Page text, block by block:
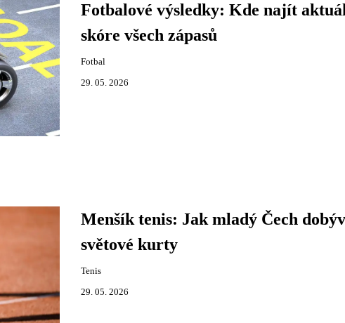
Fotbalové výsledky: Kde najít
skóre všech zápasů
Fotbal
29. 05. 2026
Menšík tenis: Jak mladý Čech
světové kurty
Tenis
29. 05. 2026